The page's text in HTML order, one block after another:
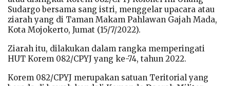
Sudargo bersama sang istri, menggelar upacara atau
ziarah yang di Taman Makam Pahlawan Gajah Mada,
Kota Mojokerto, Jumat (15/7/2022).
Ziarah itu, dilakukan dalam rangka memperingati
HUT Korem 082/CPYJ yang ke-74, tahun 2022.
Korem 082/CPYJ merupakan satuan Teritorial yang